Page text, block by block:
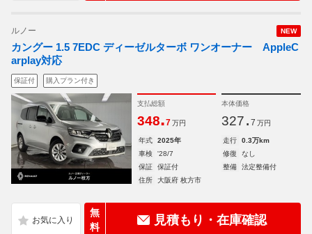
NEW
ルノー
カングー 1.5 7EDC ディーゼルターボ ワンオーナー AppleC
arplay対応
保証付 購入プラン付き
支払総額
348.7 万円
本体価格
327. 7 万円
年式 2025年 走行
0.3万km
車検
'28/7 修復
なし
保証
保証付 整備
法定整備付
住所
大阪府 枚方市
無
料
見積もり・在庫確認